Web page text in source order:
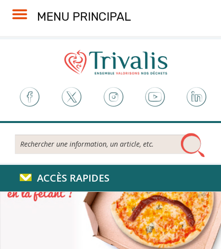
MENU PRINCIPAL
Rechercher...
ACCÈS RAPIDES